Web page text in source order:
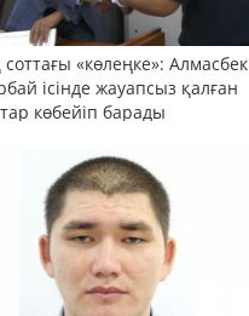
«көлеңке»: Алмасбек
ісінде жауапсыз қалған
көбейіп барады